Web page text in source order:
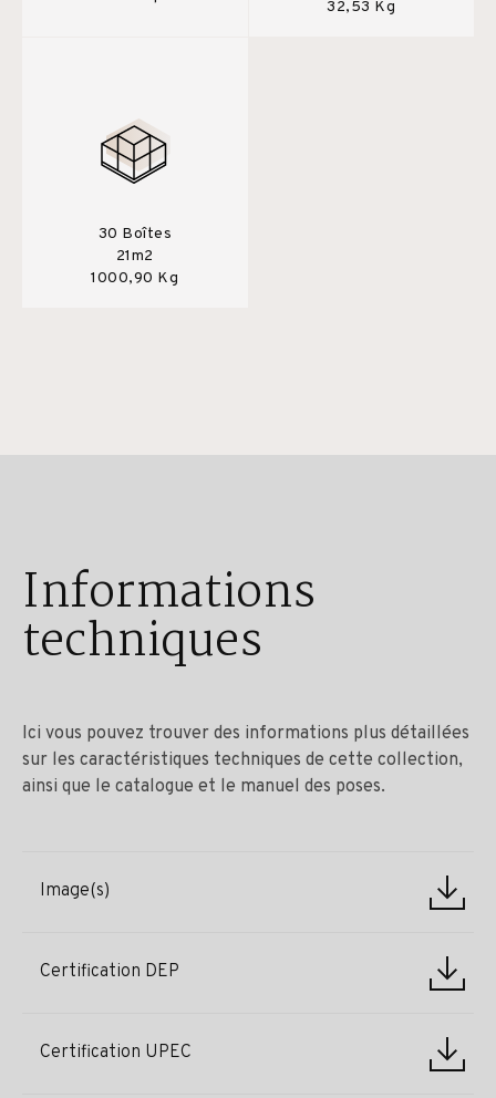
32,53 Kg
30 Boîtes
21m2
1000,90 Kg
Informations
techniques
Ici vous pouvez trouver des informations plus détaillées
sur les caractéristiques techniques de cette collection,
ainsi que le catalogue et le manuel des poses.
Image(s)
Certification DEP
Certification UPEC